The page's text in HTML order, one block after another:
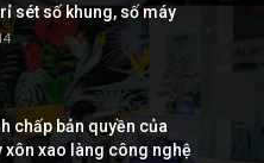
sét số khung, số máy
chấp bản quyền của
xao làng công nghệ